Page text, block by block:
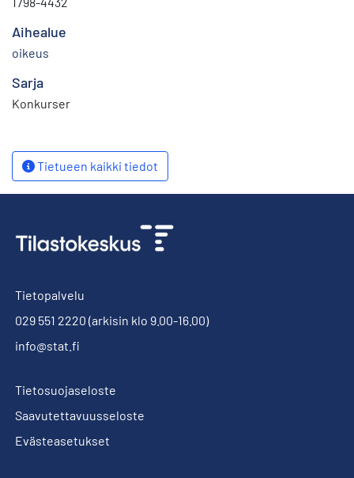
Aihealue
oikeus
Sarja
Konkurser
Tietueen kaikki tiedot
Tietopalvelu
029 551 2220 (arkisin klo 9.00-16.00)
info@stat.fi
Tietosuojaseloste
Saavutettavuusseloste
Evästeasetukset